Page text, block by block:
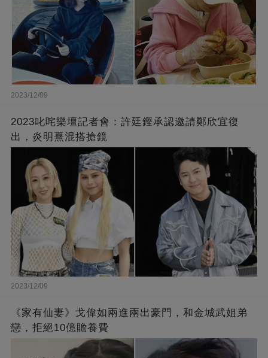
2023/12/09
2023叱咤樂壇記者會：許廷鏗承認邀請鄭欣宜復
出，炎明熹混搭搶鏡
2023/12/09
《家有仙妻》戈偉如兩進兩出豪門，和金城武姐弟
戀，拒絕10億贍養費